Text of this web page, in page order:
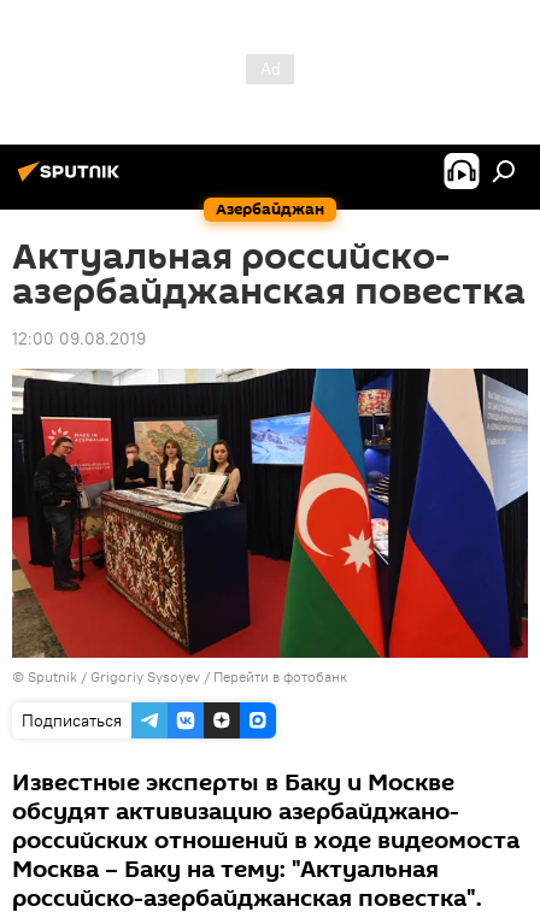
Азербайджан
Актуальная российско-
азербайджанская повестка
12:00 09.08.2019
© Sputnik / Grigoriy Sysoyev / Перейти в фотобанк
Подписаться
Известные эксперты в Баку и Москве
обсудят активизацию азербайджано-
российских отношений в ходе видеомоста
Москва – Баку на тему: "Актуальная
российско-азербайджанская повестка".